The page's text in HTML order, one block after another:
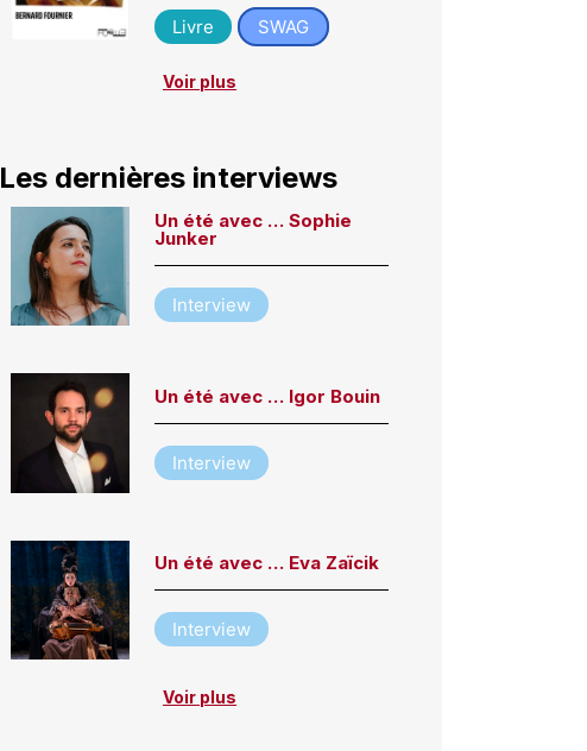
Livre
SWAG
Voir plus
Les dernières interviews
Un été avec … Sophie
Junker
Interview
Un été avec … Igor Bouin
Interview
Un été avec … Eva Zaïcik
Interview
Voir plus